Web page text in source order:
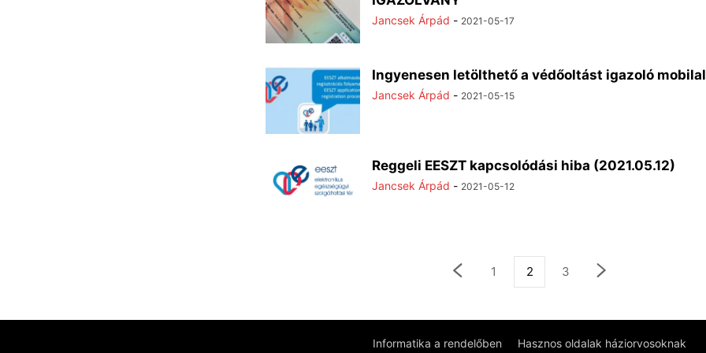
Jancsek Árpád - 2021-05-17
Ingyenesen letölthető a védőoltást igazoló
Jancsek Árpád - 2021-05-15
Reggeli EESZT kapcsolódási hiba (2021.05.12)
Jancsek Árpád - 2021-05-12
1 2 3
Informatika a rendelőben Hasznos oldalak háziorvosoknak